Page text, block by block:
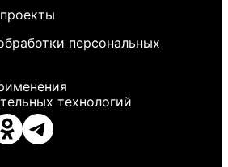
персональных
технологий